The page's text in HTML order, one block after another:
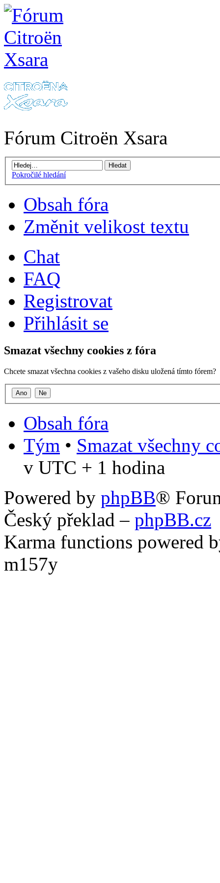
Fórum Citroën Xsara
Pokročilé hledání
Obsah fóra
Změnit velikost textu
Chat
FAQ
Registrovat
Přihlásit se
Smazat všechny cookies z fóra
Chcete smazat všechna cookies z vašeho disku uložená tímto fórem?
Obsah fóra
Tým • Smazat všechny
v UTC + 1 hodina
Powered by phpBB®
Český překlad – phpBB.cz
Karma functions powered
m157y